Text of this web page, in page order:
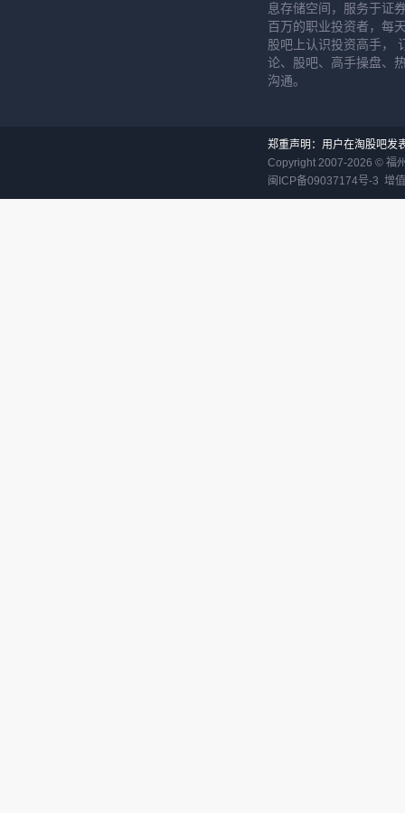
息存储空间，服务于证
百万的职业投资者，每
股吧上认识投资高手，
论、股吧、高手操盘、
沟通。
郑重声明：用户在淘股吧发
Copyright 2007-2026 © 福
闽ICP备09037174号-3 增